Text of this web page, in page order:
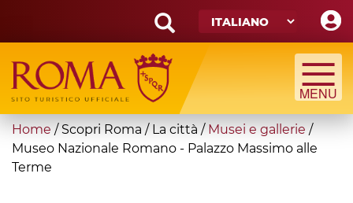
main
content
Search
form
Cerca
You
are
here
Home / Scopri Roma / La città / Musei e gallerie /
Museo Nazionale Romano - Palazzo Massimo alle
Terme